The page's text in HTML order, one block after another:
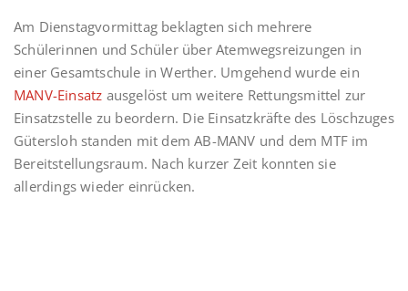
Am Dienstagvormittag beklagten sich mehrere
Schülerinnen und Schüler über Atemwegsreizungen in
einer Gesamtschule in Werther. Umgehend wurde ein
MANV-Einsatz ausgelöst um weitere Rettungsmittel zur
Einsatzstelle zu beordern. Die Einsatzkräfte des Löschzuges
Gütersloh standen mit dem AB-MANV und dem MTF im
Bereitstellungsraum. Nach kurzer Zeit konnten sie
allerdings wieder einrücken.